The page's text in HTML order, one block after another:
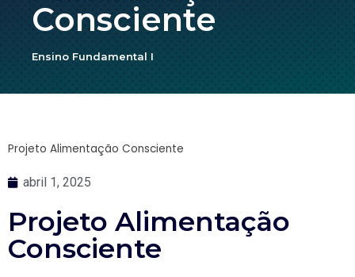
Consciente
Ensino Fundamental I
Projeto Alimentação Consciente
abril 1, 2025
Projeto Alimentação
Consciente